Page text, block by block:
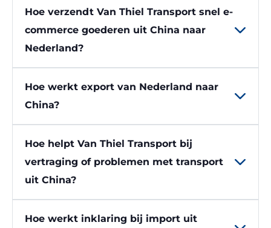
Hoe verzendt Van Thiel Transport snel e-
commerce goederen uit China naar
Nederland?
Hoe werkt export van Nederland naar
China?
Hoe helpt Van Thiel Transport bij
vertraging of problemen met transport
uit China?
Hoe werkt inklaring bij import uit